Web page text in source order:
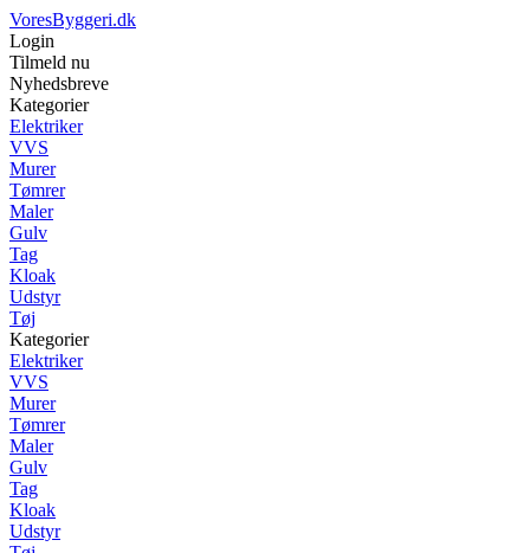
VoresByggeri.dk
Login
Tilmeld nu
Nyhedsbreve
Kategorier
Elektriker
VVS
Murer
Tømrer
Maler
Gulv
Tag
Kloak
Udstyr
Tøj
Kategorier
Elektriker
VVS
Murer
Tømrer
Maler
Gulv
Tag
Kloak
Udstyr